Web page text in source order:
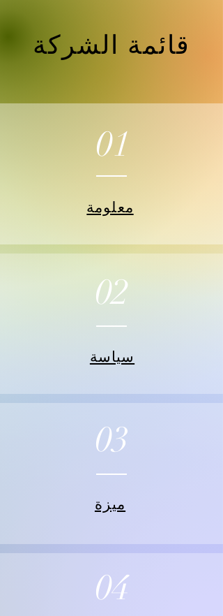
قائمة الشركة
01
معلومة
02
سياسة
03
ميزة
04